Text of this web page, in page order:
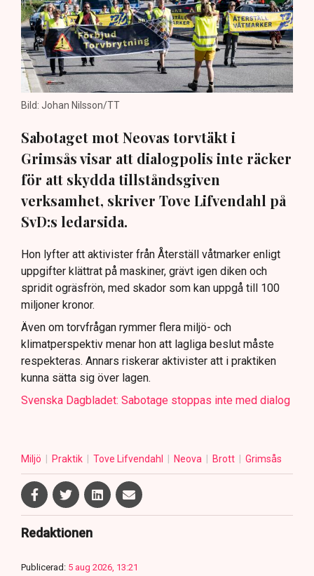
Bild: Johan Nilsson/TT
Sabotaget mot Neovas torvtäkt i
Grimsås visar att dialogpolis inte räcker
för att skydda tillståndsgiven
verksamhet, skriver Tove Lifvendahl på
SvD:s ledarsida.
Hon lyfter att aktivister från Återställ våtmarker enligt
uppgifter klättrat på maskiner, grävt igen diken och
spridit ogräsfrön, med skador som kan uppgå till 100
miljoner kronor.
Även om torvfrågan rymmer flera miljö- och
klimatperspektiv menar hon att lagliga beslut måste
respekteras. Annars riskerar aktivister att i praktiken
kunna sätta sig över lagen.
Svenska Dagbladet: Sabotage stoppas inte med dialog
Miljö Praktik Tove Lifvendahl Neova Brott Grimsås
Redaktionen
Publicerad: 5 aug 2026, 13:21